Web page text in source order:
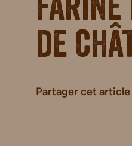
farine
de
Partager cet article